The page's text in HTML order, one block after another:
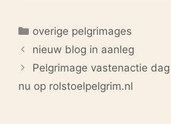
Categorieën
overige pelgrimages
nieuw blog in aanleg
Pelgrimage vastenactie
nu op rolstoelpelgrim.nl